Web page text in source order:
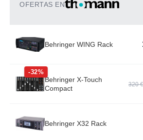
OFERTAS EN
Behringer WING Rack
-32%
Behringer X-Touch
Compact
320 €
Behringer X32 Rack